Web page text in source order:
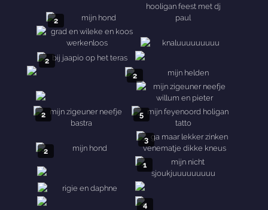
2
2
2
2 5
2
3
1
4